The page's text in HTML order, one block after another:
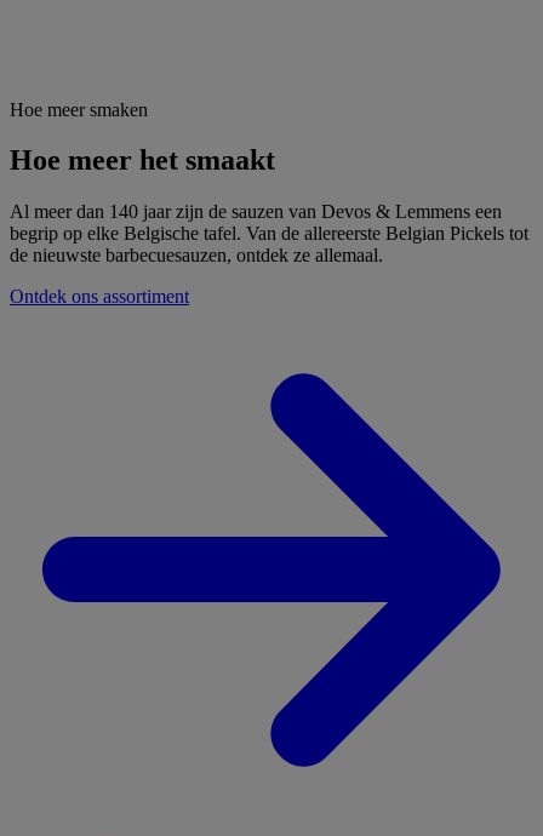
Hoe meer smaken
Hoe meer het smaakt
Al meer dan 140 jaar zijn de sauzen van Devos & Lemmens een
begrip op elke Belgische tafel. Van de allereerste Belgian Pickels tot
de nieuwste barbecuesauzen, ontdek ze allemaal.
Ontdek ons assortiment